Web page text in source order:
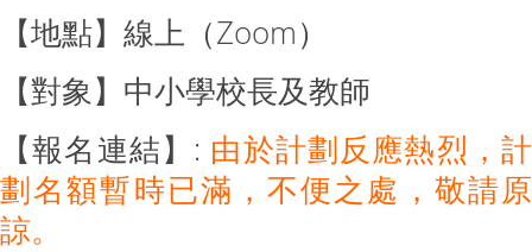
【地點】線上（Zoom）
【對象】中小學校長及教師
【報名連結】: 由於計劃反應熱烈，計
劃名額暫時已滿，不便之處，敬請原
諒。